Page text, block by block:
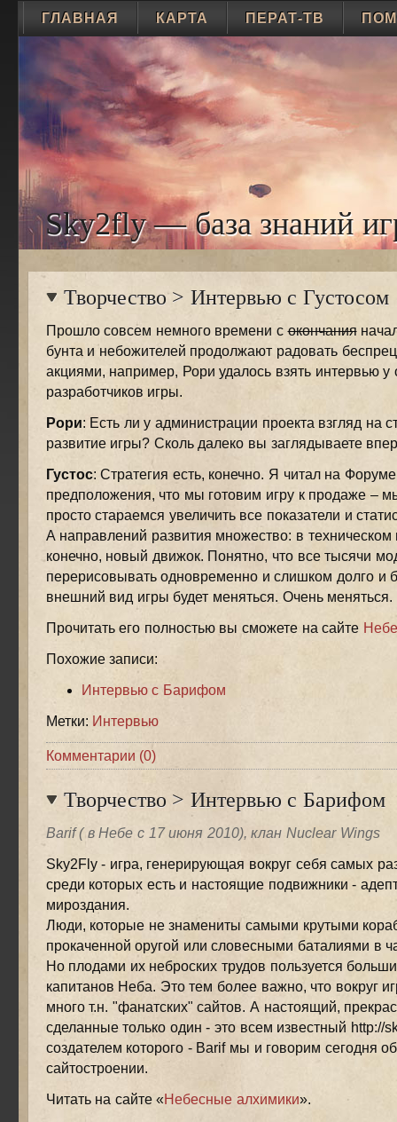
ГЛАВНАЯ КАРТА ПЕРАТ-ТВ
Sky2fly — база знаний
Творчество> Интервью с Густосом
Прошло совсем немного времени сокончания
бунта и небожителей продолжают радовать
акциями, например, Рори удалось взять интервью у
разработчиков игры.
Рори: Есть ли у администрации проекта взгляд на
развитие игры? Сколь далеко вы заглядываете
Густос: Стратегия есть, конечно. Я читал на
предположения, что мы готовим игру к продаже –
просто стараемся увеличить все показатели и
А направлений развития множество: в техническом
конечно, новый движок. Понятно, что все тысячи
перерисовывать одновременно и слишком долго и
внешний вид игры будет меняться. Очень меняться.
Прочитать его полностью вы сможете на сайте
Похожие записи:
Интервью с Барифом
Метки: Интервью
Комментарии (0)
Творчество > Интервью с Барифом
Barif ( в Небе с 17 июня 2010), клан Nuclear Wings
Sky2Fly - игра, генерирующая вокруг себя самых
среди которых есть и настоящие подвижники -
мироздания.
Люди, которые не знамениты самыми крутыми
прокаченной оругой или словесными баталиями в
Но плодами их неброских трудов пользуется
капитанов Неба. Это тем более важно, что вокруг
много т.н. "фанатских" сайтов. А настоящий,
сделанные только один - это всем известный http://
создателем которого - Barif мы и говорим сегодня
сайтостроении.
Читать на сайте «Небесные алхимики».